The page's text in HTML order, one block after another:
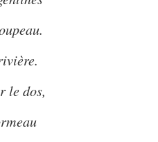
le dos,